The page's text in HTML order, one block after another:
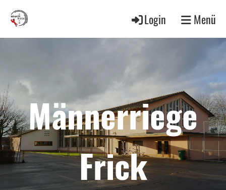
Login Menü
Männerriege
Frick